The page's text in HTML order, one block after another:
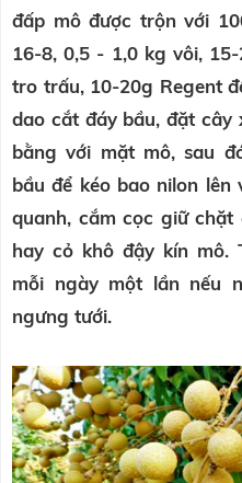
đấp mô được trộn với
16-8, 0,5 - 1,0 kg vôi,
tro trấu, 10-20g Regent
dao cắt đáy bầu, đặt cây
bằng với mặt mô, sau
bầu để kéo bao nilon
quanh, cắm cọc giữ
hay cỏ khô đậy kín mô.
mỗi ngày một lần nếu
ngưng tưới.